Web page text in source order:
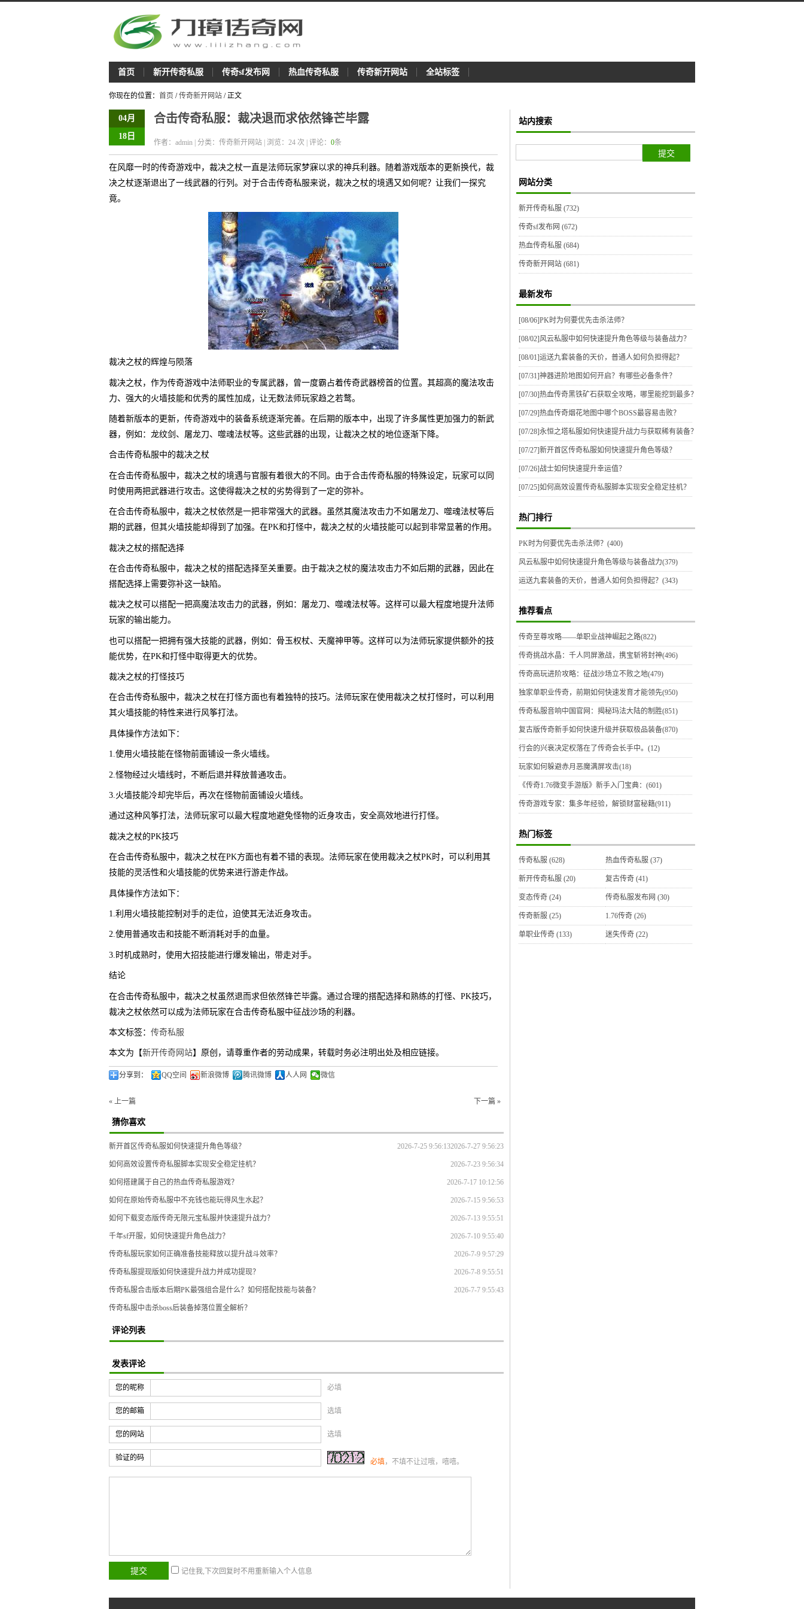
首页 新开传奇私服 传奇sf发布网 热血传奇私服 传奇新开网站 全站标签
你现在的位置： 首页 /传奇新开网站 / 正文
04月
18日
合击传奇私服：裁决退而求依然锋芒毕露
作者：admin | 分类：传奇新开网站 | 浏览： 24 次 | 评论： 0条
在风靡一时的传奇游戏中，裁决之杖一直是法师玩家梦寐以求的神兵利器。随着游戏版本的更新换代，裁
决之杖逐渐退出了一线武器的行列。对于合击传奇私服来说，裁决之杖的境遇又如何呢？让我们一探究
竟。
裁决之杖的辉煌与陨落
裁决之杖，作为传奇游戏中法师职业的专属武器，曾一度霸占着传奇武器榜首的位置。其超高的魔法攻击
力、强大的火墙技能和优秀的属性加成，让无数法师玩家趋之若鹜。
随着新版本的更新，传奇游戏中的装备系统逐渐完善。在后期的版本中，出现了许多属性更加强力的新武
器，例如：龙纹剑、屠龙刀、噬魂法杖等。这些武器的出现，让裁决之杖的地位逐渐下降。
合击传奇私服中的裁决之杖
在合击传奇私服中，裁决之杖的境遇与官服有着很大的不同。由于合击传奇私服的特殊设定，玩家可以同
时使用两把武器进行攻击。这使得裁决之杖的劣势得到了一定的弥补。
在合击传奇私服中，裁决之杖依然是一把非常强大的武器。虽然其魔法攻击力不如屠龙刀、噬魂法杖等后
期的武器，但其火墙技能却得到了加强。在PK和打怪中，裁决之杖的火墙技能可以起到非常显著的作用。
裁决之杖的搭配选择
在合击传奇私服中，裁决之杖的搭配选择至关重要。由于裁决之杖的魔法攻击力不如后期的武器，因此在
搭配选择上需要弥补这一缺陷。
裁决之杖可以搭配一把高魔法攻击力的武器，例如：屠龙刀、噬魂法杖等。这样可以最大程度地提升法师
玩家的输出能力。
也可以搭配一把拥有强大技能的武器，例如：骨玉权杖、天魔神甲等。这样可以为法师玩家提供额外的技
能优势，在PK和打怪中取得更大的优势。
裁决之杖的打怪技巧
在合击传奇私服中，裁决之杖在打怪方面也有着独特的技巧。法师玩家在使用裁决之杖打怪时，可以利用
其火墙技能的特性来进行风筝打法。
具体操作方法如下：
1.使用火墙技能在怪物前面铺设一条火墙线。
2.怪物经过火墙线时，不断后退并释放普通攻击。
3.火墙技能冷却完毕后，再次在怪物前面铺设火墙线。
通过这种风筝打法，法师玩家可以最大程度地避免怪物的近身攻击，安全高效地进行打怪。
裁决之杖的PK技巧
在合击传奇私服中，裁决之杖在PK方面也有着不错的表现。法师玩家在使用裁决之杖PK时，可以利用其
技能的灵活性和火墙技能的优势来进行游走作战。
具体操作方法如下：
1.利用火墙技能控制对手的走位，迫使其无法近身攻击。
2.使用普通攻击和技能不断消耗对手的血量。
3.时机成熟时，使用大招技能进行爆发输出，带走对手。
结论
在合击传奇私服中，裁决之杖虽然退而求但依然锋芒毕露。通过合理的搭配选择和熟练的打怪、PK技巧，
裁决之杖依然可以成为法师玩家在合击传奇私服中征战沙场的利器。
本文标签： 传奇私服
本文为【新开传奇网站】原创，请尊重作者的劳动成果，转载时务必注明出处及相应链接。
分享到： QQ空间 新浪微博 腾讯微博 人人网 微信
« 上一篇 下一篇 »
猜你喜欢
2026-7-27 9:56:23
新开首区传奇私服如何快速提升角色等级？ 2026-7-25 9:56:13
如何高效设置传奇私服脚本实现安全稳定挂机？ 2026-7-23 9:56:34
如何搭建属于自己的热血传奇私服游戏？ 2026-7-17 10:12:56
如何在原始传奇私服中不充钱也能玩得风生水起？ 2026-7-15 9:56:53
如何下载变态版传奇无限元宝私服并快速提升战力？ 2026-7-13 9:55:51
千年sf开服，如何快速提升角色战力？ 2026-7-10 9:55:40
传奇私服玩家如何正确准备技能释放以提升战斗效率？ 2026-7-9 9:57:29
传奇私服提现版如何快速提升战力并成功提现？ 2026-7-8 9:55:51
传奇私服合击版本后期PK最强组合是什么？如何搭配技能与装备？ 2026-7-7 9:55:43
传奇私服中击杀boss后装备掉落位置全解析？
评论列表
发表评论
您的昵称 必填
您的邮箱 选填
您的网站 选填
验证的码 必填，不填不让过哦，嘻嘻。
记住我,下次回复时不用重新输入个人信息
站内搜索
网站分类
新开传奇私服 (732)
传奇sf发布网 (672)
热血传奇私服 (684)
传奇新开网站 (681)
最新发布
[08/06]PK时为何要优先击杀法师？
[08/02] 风云私服中如何快速提升角色等级与装备战力？
[08/01]运送九套装备的天价，普通人如何负担得起？
[07/31]神器进阶地图如何开启？有哪些必备条件？
[07/30]热血传奇黑铁矿石获取全攻略，哪里能挖到最多？
[07/29]热血传奇烟花地图中哪个BOSS最容易击败？
[07/28]永恒之塔私服如何快速提升战力与获取稀有装备？
[07/27]新开首区传奇私服如何快速提升角色等级？
[07/26] 战士如何快速提升幸运值？
[07/25]如何高效设置传奇私服脚本实现安全稳定挂机？
热门排行
PK时为何要优先击杀法师？(400)
风云私服中如何快速提升角色等级与装备战力(379)
运送九套装备的天价，普通人如何负担得起？(343)
推荐看点
传奇至尊攻略——单职业战神崛起之路(822)
传奇挑战水晶：千人同屏激战，携宝斩将封神(496)
传奇高玩进阶攻略：征战沙场立不败之地(479)
独家单职业传奇，前期如何快速发育才能领先(950)
传奇私服音响中国官网：揭秘玛法大陆的制胜(851)
复古版传奇新手如何快速升级并获取极品装备(870)
行会的兴衰决定权落在了传奇会长手中。(12)
玩家如何躲避赤月恶魔满屏攻击(18)
《传奇1.76微变手游版》新手入门宝典：(601)
传奇游戏专家：集多年经验，解锁财富秘籍(911)
热门标签
传奇私服 (628) 热血传奇私服 (37)
新开传奇私服 (20) 复古传奇 (41)
变态传奇 (24) 传奇私服发布网 (30)
传奇新服 (25) 1.76传奇 (26)
单职业传奇 (133) 迷失传奇 (22)